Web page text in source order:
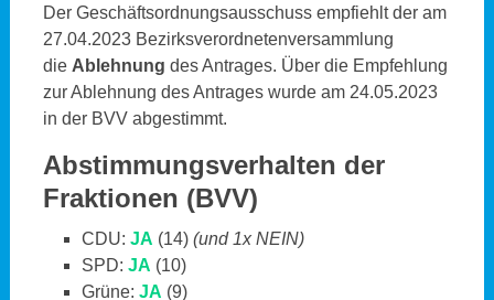
Der Geschäftsordnungsausschuss empfiehlt der am
27.04.2023 Bezirksverordnetenversammlung
die Ablehnung des Antrages. Über die Empfehlung
zur Ablehnung des Antrages wurde am 24.05.2023
in der BVV abgestimmt.
Abstimmungsverhalten der
Fraktionen (BVV)
CDU: JA (14) (und 1x NEIN)
SPD: JA (10)
Grüne: JA (9)